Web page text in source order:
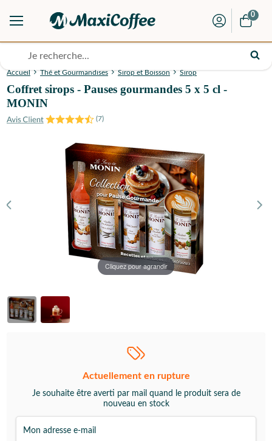
0
Accueil Thé et Gourmandises Sirop et Boisson Sirop
Coffret sirops - Pauses gourmandes 5 x 5 cl -
MONIN
(7)
Cliquez pour agrandir
Actuellement en rupture
Je souhaite être averti par mail quand le produit sera de
nouveau en stock